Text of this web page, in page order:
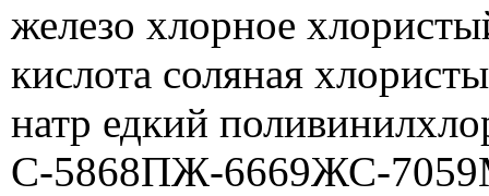
железо хлорное
кислота соляная
натр едкий
С-5868ПЖ-6669ЖС-